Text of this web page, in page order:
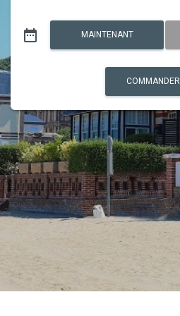
date_range MAINTENANT
COMMANDER